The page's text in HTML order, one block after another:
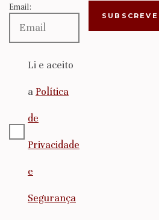
Email:
Li e aceito
a Política
de
Privacidade
e
Segurança